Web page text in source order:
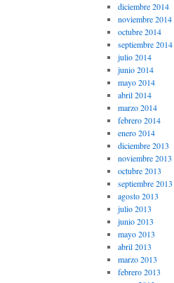
diciembre 2014
noviembre 2014
octubre 2014
septiembre 2014
julio 2014
junio 2014
mayo 2014
abril 2014
marzo 2014
febrero 2014
enero 2014
diciembre 2013
noviembre 2013
octubre 2013
septiembre 2013
agosto 2013
julio 2013
junio 2013
mayo 2013
abril 2013
marzo 2013
febrero 2013